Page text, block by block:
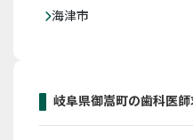
海津市
岐阜県御嵩町の歯科医